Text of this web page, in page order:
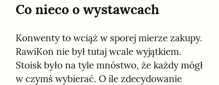
Co nieco o wystawcach
Konwenty to wciąż w sporej mierze zakupy.
RawiKon nie był tutaj wcale wyjątkiem.
Stoisk było na tyle mnóstwo, że każdy mógł
w czymś wybierać. O ile zdecydowanie